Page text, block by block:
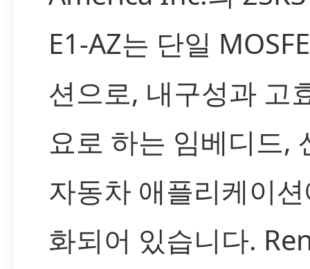
E1-AZ는 단일
션으로, 내구성과 고
요로 하는 임베디드,
자동차 애플리케이
화되어 있습니다.